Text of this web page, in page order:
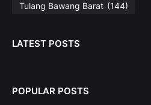
Tulang Bawang Barat (144)
LATEST POSTS
POPULAR POSTS